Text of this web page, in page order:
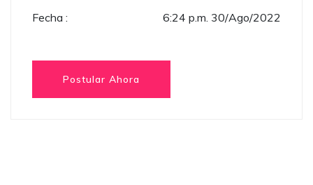
Fecha :
6:24 p.m. 30/Ago/2022
Postular Ahora